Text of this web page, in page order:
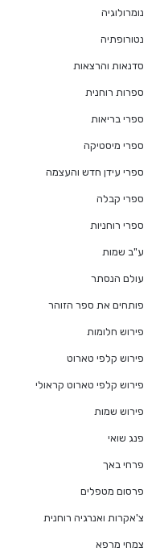
נומרולוגיה
נטורופתיה
סדנאות והרצאות
ספרות רוחנית
ספרי בריאות
ספרי מיסטיקה
ספרי עידן חדש והעצמה
ספרי קבלה
ספרי רוחניות
ע"ב שמות
עולם הנסתר
פותחים את ספר הזוהר
פירוש חלומות
פירוש קלפי טארוט
פירוש קלפי טארוט קראולי
פירוש שמות
פנג שואי
פרחי באך
פרסום מטפלים
צ'אקרות ואנרגיה רוחנית
צמחי מרפא